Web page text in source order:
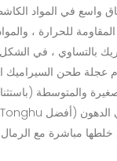
واسع في المواد
للحرارة ،
بالتساوي ، في
والمتوسطة
مباشرة مع